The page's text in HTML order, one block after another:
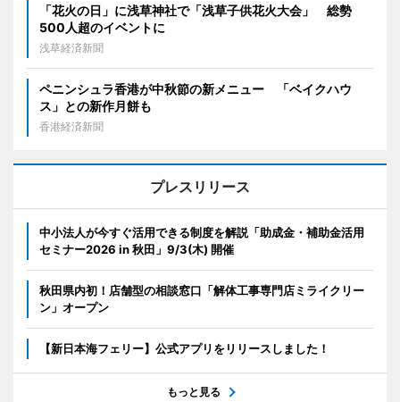
「花火の日」に浅草神社で「浅草子供花火大会」 総勢
500人超のイベントに
浅草経済新聞
ペニンシュラ香港が中秋節の新メニュー 「ベイクハウ
ス」との新作月餅も
香港経済新聞
プレスリリース
中小法人が今すぐ活用できる制度を解説「助成金・補助金活用
セミナー2026 in 秋田」9/3(木) 開催
秋田県内初！店舗型の相談窓口「解体工事専門店ミライクリー
ン」オープン
【新日本海フェリー】公式アプリをリリースしました！
もっと見る